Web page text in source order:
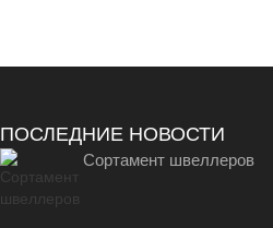
ПОСЛЕДНИЕ НОВОСТИ
Сортамент швеллеров